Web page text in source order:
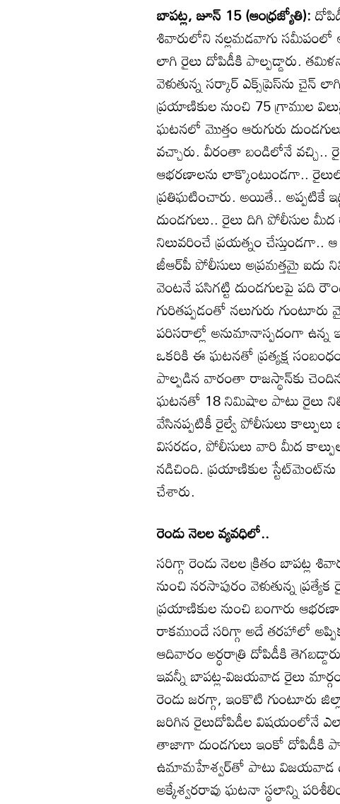
బాపట్ల, జూన్‌ 15 (ఆంధ్రజ్యోతి):
శివారులోని నల్లమడవాగు సమీపంలో
లాగి రైలు దోపిడీకి పాల్పడ్డారు.
వెళుతున్న సర్కార్‌ ఎక్స్‌ప్రెస్‌ను చైన్‌
ప్రయాణికుల నుంచి 75 గ్రాముల
ఘటనలో మొత్తం ఆరుగురు
వచ్చారు. వీరంతా బండిలోనే వచ్చి..
ఆభరణాలను లాక్కొంటుండగా.. రైలులో
ప్రతిఘటించారు. అయితే.. అప్పటికే
దుండగులు.. రైలు దిగి పోలీసుల మీద
నిలువరించే ప్రయత్నం చేస్తుండగా..
జీఆర్‌పీ పోలీసులు అప్రమత్తమై ఐదు
వెంటనే పసిగట్టి దుండగులపై పది
గురితప్పడంతో నలుగురు
పరిసరాల్లో అనుమానాస్పదంగా ఉన్న
ఒకరికి ఈ ఘటనతో ప్రత్యక్ష
పాల్పడిన వారంతా రాజస్థాన్‌కు
ఘటనతో 18 నిమిషాల పాటు రైలు
వేసినప్పటికీ రైల్వే పోలీసులు కాల్పులు
విసరడం, పోలీసులు వారి మీద
నడిచింది. ప్రయాణికుల
చేశారు.
రెండు నెలల వ్యవధిలో..
సరిగ్గా రెండు నెలల క్రితం బాపట్ల
నుంచి నరసాపురం వెళుతున్న
ప్రయాణికుల నుంచి బంగారు
రాకముందే సరిగ్గా అదే తరహాలో
ఆదివారం అర్ధరాత్రి దోపిడీకి
ఇవన్నీ బాపట్ల-విజయవాడ రైలు
రెండు జరగ్గా, ఇంకొటి గుంటూరు
జరిగిన రైలుదోపిడీల విషయంలోనే
తాజాగా దుండగులు ఇంకో దోపిడీకి
ఉమామహేశ్వర్‌తో పాటు విజయవాడ
అక్కేశ్వరరావు ఘటనా స్థలాన్ని